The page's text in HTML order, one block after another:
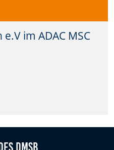
im ADAC MSC
DMSB
gewählten Cookie-